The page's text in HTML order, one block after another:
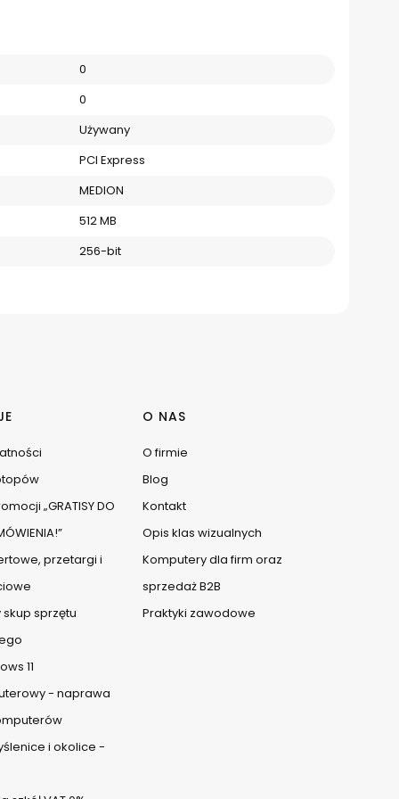
0
0
Używany
PCI Express
MEDION
512 MB
256-bit
„GRATISY DO
przetargi i
sprzętu
11
- naprawa
i okolice -
O NAS
O firmie
Blog
Kontakt
Opis klas wizualnych
Komputery dla firm oraz
sprzedaż B2B
Praktyki zawodowe